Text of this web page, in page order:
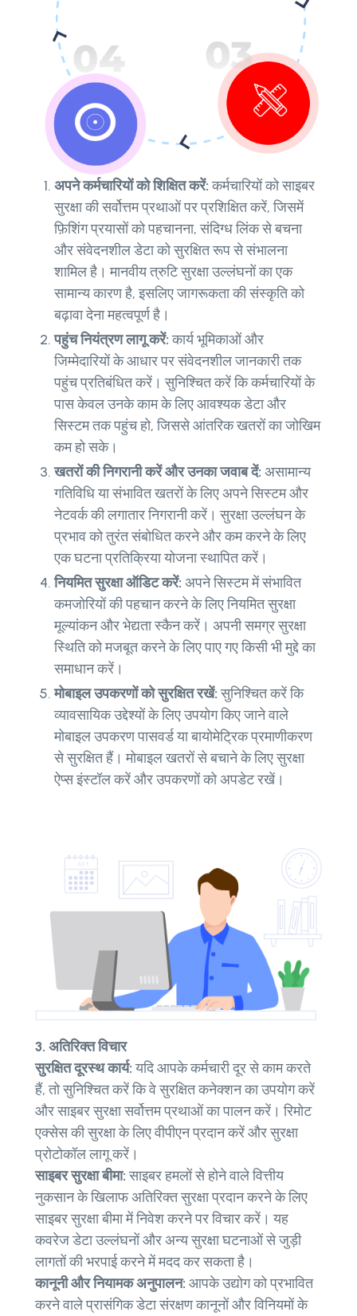
अपने कर्मचारियों को शिक्षित करें:कर्मचारियों को साइबर
सुरक्षा की सर्वोत्तम प्रथाओं पर प्रशिक्षित करें, जिसमें
फ़िशिंग प्रयासों को पहचानना, संदिग्ध लिंक से बचना
और संवेदनशील डेटा को सुरक्षित रूप से संभालना
शामिल है। मानवीय त्रुटि सुरक्षा उल्लंघनों का एक
सामान्य कारण है, इसलिए जागरूकता की संस्कृति को
बढ़ावा देना महत्वपूर्ण है।
पहुंच नियंत्रण लागू करें:कार्य भूमिकाओं और
जिम्मेदारियों के आधार पर संवेदनशील जानकारी तक
पहुंच प्रतिबंधित करें। सुनिश्चित करें कि कर्मचारियों के
पास केवल उनके काम के लिए आवश्यक डेटा और
सिस्टम तक पहुंच हो, जिससे आंतरिक खतरों का जोखिम
कम हो सके।
खतरों की निगरानी करें और उनका जवाब दें: असामान्य
गतिविधि या संभावित खतरों के लिए अपने सिस्टम और
नेटवर्क की लगातार निगरानी करें। सुरक्षा उल्लंघन के
प्रभाव को तुरंत संबोधित करने और कम करने के लिए
एक घटना प्रतिक्रिया योजना स्थापित करें।
नियमित सुरक्षा ऑडिट करें: अपने सिस्टम में संभावित
कमजोरियों की पहचान करने के लिए नियमित सुरक्षा
मूल्यांकन और भेद्यता स्कैन करें। अपनी समग्र सुरक्षा
स्थिति को मजबूत करने के लिए पाए गए किसी भी मुद्दे का
समाधान करें।
मोबाइल उपकरणों को सुरक्षित रखें:सुनिश्चित करें कि
व्यावसायिक उद्देश्यों के लिए उपयोग किए जाने वाले
मोबाइल उपकरण पासवर्ड या बायोमेट्रिक प्रमाणीकरण
से सुरक्षित हैं। मोबाइल खतरों से बचाने के लिए सुरक्षा
ऐप्स इंस्टॉल करें और उपकरणों को अपडेट रखें।
3. अतिरिक्त विचार
सुरक्षित दूरस्थ कार्य:यदि आपके कर्मचारी दूर से काम करते
हैं, तो सुनिश्चित करें कि वे सुरक्षित कनेक्शन का उपयोग करें
और साइबर सुरक्षा सर्वोत्तम प्रथाओं का पालन करें। रिमोट
एक्सेस की सुरक्षा के लिए वीपीएन प्रदान करें और सुरक्षा
प्रोटोकॉल लागू करें।
साइबर सुरक्षा बीमा:साइबर हमलों से होने वाले वित्तीय
नुकसान के खिलाफ अतिरिक्त सुरक्षा प्रदान करने के लिए
साइबर सुरक्षा बीमा में निवेश करने पर विचार करें। यह
कवरेज डेटा उल्लंघनों और अन्य सुरक्षा घटनाओं से जुड़ी
लागतों की भरपाई करने में मदद कर सकता है।
कानूनी और नियामक अनुपालन: आपके उद्योग को प्रभावित
करने वाले प्रासंगिक डेटा संरक्षण कानूनों और विनियमों के